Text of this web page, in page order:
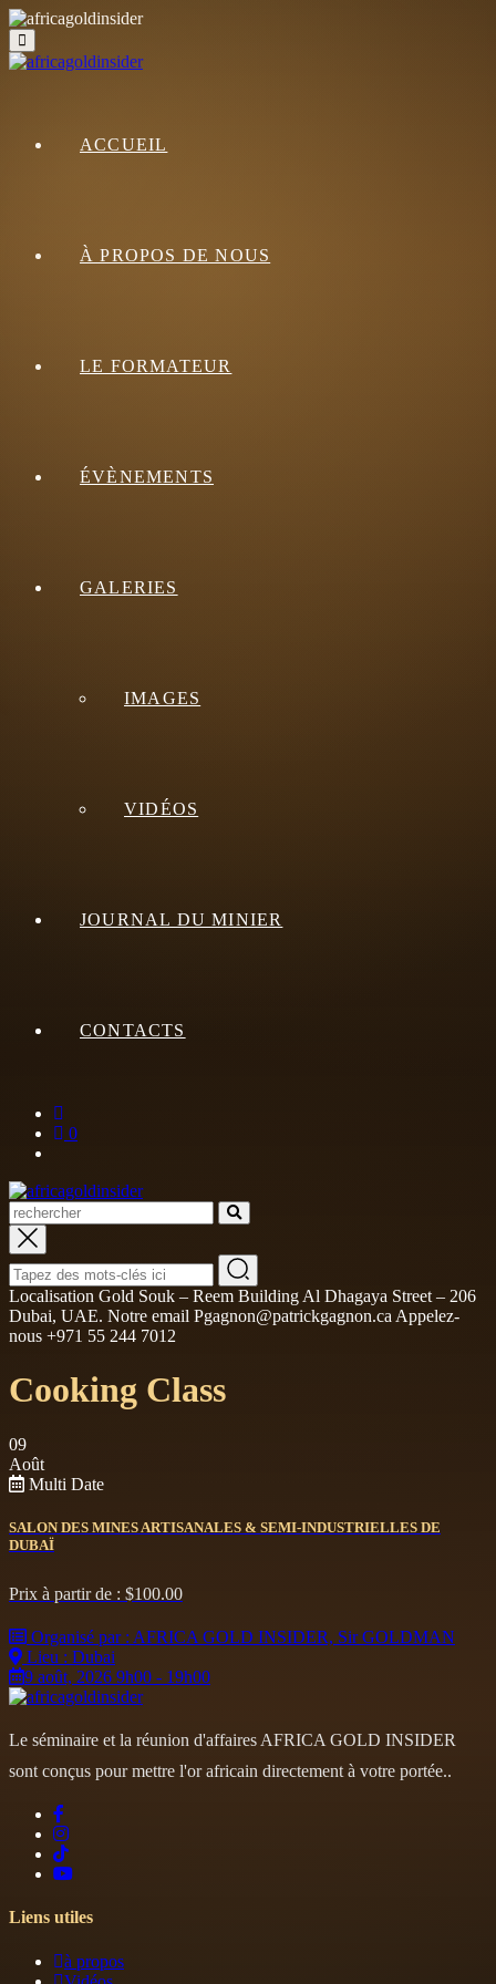
ACCUEIL
À PROPOS DE NOUS
LE FORMATEUR
ÉVÈNEMENTS
GALERIES
IMAGES
VIDÉOS
JOURNAL DU MINIER
CONTACTS
0
Localisation Gold Souk – Reem Building Al Dhagaya Street – 206
Dubai, UAE. Notre email Pgagnon@patrickgagnon.ca Appelez-
nous +971 55 244 7012
Cooking Class
09
Août
Multi Date
SALON DES MINES ARTISANALES & SEMI-INDUSTRIELLES DE
DUBAÏ
Prix à partir de : $100.00
Organisé par : AFRICA GOLD INSIDER, Sir GOLDMAN
Lieu : Dubai
9 août, 2026 9h00 - 19h00
Le séminaire et la réunion d'affaires AFRICA GOLD INSIDER
sont conçus pour mettre l'or africain directement à votre portée..
Liens utiles
à propos